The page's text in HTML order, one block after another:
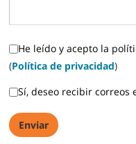
He leído y acepto la
(Política de privacidad)
Sí, deseo recibir correos